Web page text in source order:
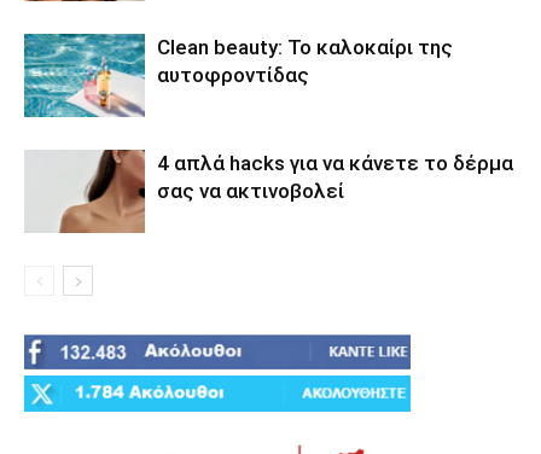
Clean beauty: Το καλοκαίρι της
αυτοφροντίδας
4 απλά hacks για να κάνετε το δέρμα
σας να ακτινοβολεί